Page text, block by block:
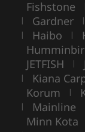
Fishstone
| Gardner |
| Haibo |
JETFISH |
| Kiana
Korum |
| Mainline
Minn Kota